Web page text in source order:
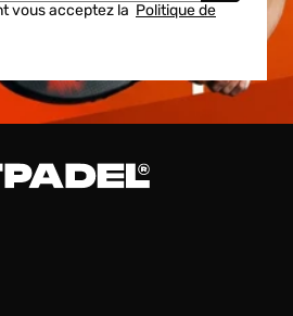
vous acceptez la Politique de